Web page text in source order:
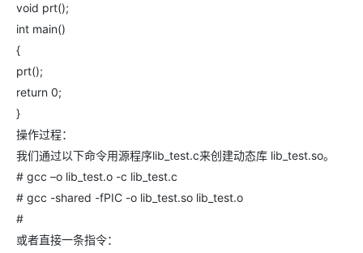
void prt();
int main()
{
prt();
return 0;
}
操作过程：
我们通过以下命令用源程序lib_test.c来创建动态库 lib_test.so。
# gcc –o lib_test.o -c lib_test.c
# gcc -shared -fPIC -o lib_test.so lib_test.o
#
或者直接一条指令：